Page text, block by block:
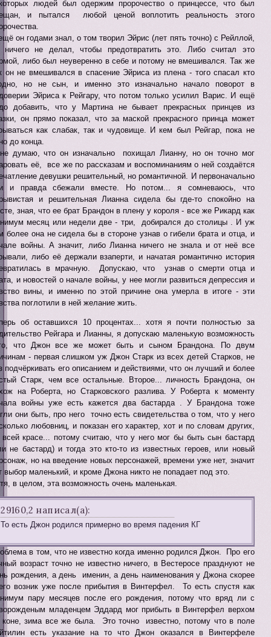
людей был одержим пророчество о принцессе, что был
и пытался любой ценой воплотить реальность этого
он годами знал, о том творил Эйрис (лет пять точно) с Рейллой,
ничего не делал, чтобы предотвратить это. Либо считал это
либо был неуверенно в себе и потому не вмешивался. Так же
он не вмешивался в спасение Эйриса из плена - того спасал кто
но не сын, и именно это изначально начало поворот в
Эйриса к Рейгару, что потом только усилил Варис. И ещё
добавить, что у Мартина не бывает прекрасных принцев из
он прямо показал, что за маской прекрасного принца может
как слабак, так и чудовище. И кем был Рейгар, пока не
до конца.
думаю, что он изначально похищал Лианну, но он точно мог
её, все же по рассказам и воспоминаниям о ней создаётся
девушки решительный, но романтичной. И первоначально
и правда сбежали вместе. Но потом... я сомневаюсь, что
и решительная Лианна сидела бы где-то спокойно на
зная, что ее брат Брандон в плену у короля - все же Рикард как
месяц или недели две - три, добирался до столицы . И уж
более она не сидела бы в стороне узнав о гибели брата и отца, и
войны. А значит, либо Лианна ничего не знала и от неё все
либо её держали взаперти, и начатая романтично история
в мрачную. Допускаю, что узнав о смерти отца и
и новостей о начале войны, у нее могли развиться депрессия и
вины, и именно по этой причине она умерла в итоге - эти
поглотили в ней желание жить.
об оставшихся 10 процентах... хотя я почти полностью за
Рейгара и Лианны, я допускаю маленькую возможность
что Джон все же может быть и сыном Брандона. По двум
- первая слишком уж Джон Старк из всех детей Старков, не
подчёркивать его описанием и действиями, что он лучший и более
Старк, чем все остальные. Второе... личность Брандона, он
на Роберта, но Старковского разлива. У Роберта к моменту
войны уже есть кажется два бастарда . У Брандона тоже
они быть, про него точно есть свидетельства о том, что у него
любовниц, и показан его характер, хот и по словам других,
всей красе... потому считаю, что у него мог бы быть сын бастард
не бастард) и тогда это кто-то из известных героев, или новый
но на введение новых персонажей, времени уже нет, значит
выбор маленький, и кроме Джона никто не попадает под это.
в целом, эта возможность очень маленькая.
29160,2 написал(а):
То есть Джон родился примерно во время падения КГ
в том, что не известно когда именно родился Джон. Про его
возраст точно не известно ничего, в Вестеросе празднуют не
рождения, а день именин, а день наименования у Джона скорее
возник уже после прибытия в Винтерфел. То есть спустя как
пару месяцев после его рождения, потому что вряд ли с
младенцем Эддард мог прибыть в Винтерфел верхом
коне, зима все же была. Это точно известно, потому что в поле
есть указание на то что Джон оказался в Винтерфеле